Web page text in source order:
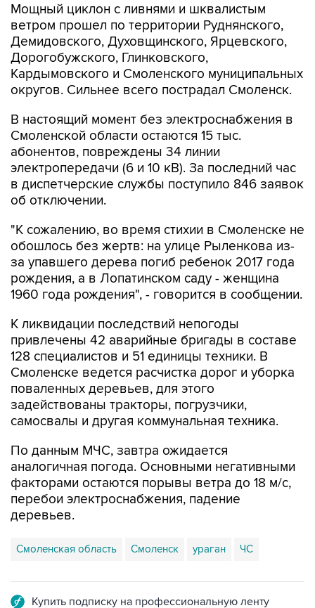
Мощный циклон с ливнями и шквалистым
ветром прошел по территории Руднянского,
Демидовского, Духовщинского, Ярцевского,
Дорогобужского, Глинковского,
Кардымовского и Смоленского муниципальных
округов. Сильнее всего пострадал Смоленск.
В настоящий момент без электроснабжения в
Смоленской области остаются 15 тыс.
абонентов, повреждены 34 линии
электропередачи (6 и 10 кВ). За последний час
в диспетчерские службы поступило 846 заявок
об отключении.
"К сожалению, во время стихии в Смоленске не
обошлось без жертв: на улице Рыленкова из-
за упавшего дерева погиб ребенок 2017 года
рождения, а в Лопатинском саду - женщина
1960 года рождения", - говорится в сообщении.
К ликвидации последствий непогоды
привлечены 42 аварийные бригады в составе
128 специалистов и 51 единицы техники. В
Смоленске ведется расчистка дорог и уборка
поваленных деревьев, для этого
задействованы тракторы, погрузчики,
самосвалы и другая коммунальная техника.
По данным МЧС, завтра ожидается
аналогичная погода. Основными негативными
факторами остаются порывы ветра до 18 м/с,
перебои электроснабжения, падение
деревьев.
Смоленская область Смоленск ураган ЧС
Купить подписку на профессиональную ленту